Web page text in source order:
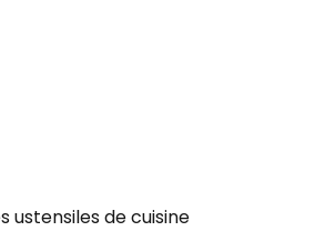
ustensiles de cuisine